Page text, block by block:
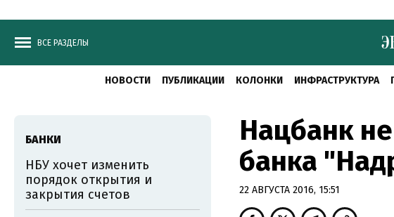
ВСЕ РАЗДЕЛЫ
НОВОСТИ ПУБЛИКАЦИИ КОЛОНКИ ИНФРАСТРУКТУРА
Нацбанк
банка
22 АВГУСТА 2016, 15:51
БАНКИ
НБУ хочет изменить
порядок открытия и
закрытия счетов